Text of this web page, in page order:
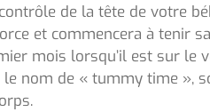
de la tête de votre
et commencera à tenir
mois lorsqu’il est sur le
le nom de « tummy time »,